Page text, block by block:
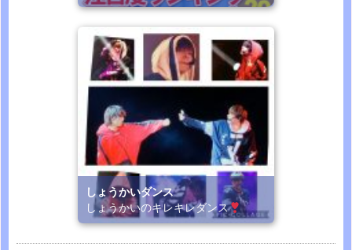
しょうかいダンス
しょうかいのキレキレダンス